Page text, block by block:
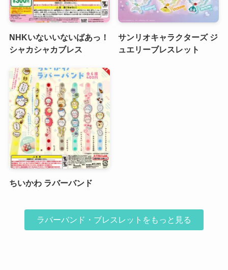
NHKいないいないばあっ！
シャカシャカブレス
サンリオキャラクターズ ジ
ュエリーブレスレット
ちいかわ ラバーバンド
ラバーバンド・ブレスレットをもっと見る